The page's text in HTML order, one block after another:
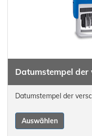
Datumstempel der
Datumstempel der
Auswählen